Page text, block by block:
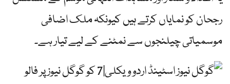
رجحان کو نمایاں کرتے ہیں کیونکہ ملک اضافی
موسمیاتی چیلنجوں سے نمٹنے کے لیے تیار ہے۔
اردو ویکلی|7 کو گوگل نیوز پر فالو